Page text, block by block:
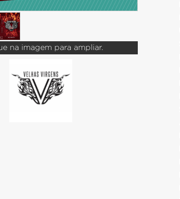
na imagem para ampliar.